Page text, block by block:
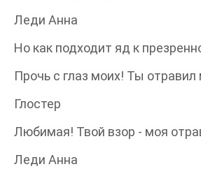
Леди Анна
Но как подходит яд к
Прочь с глаз моих! Ты отравил
Глостер
Любимая! Твой взор - моя
Леди Анна